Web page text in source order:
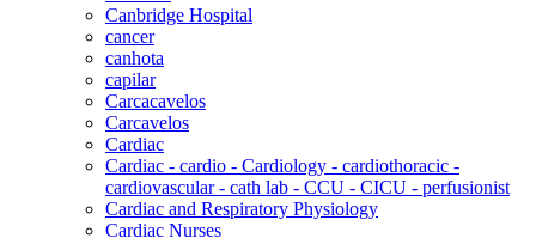
Canbridge Hospital
cancer
canhota
capilar
Carcacavelos
Carcavelos
Cardiac
Cardiac - cardio - Cardiology - cardiothoracic -
cardiovascular - cath lab - CCU - CICU - perfusionist
Cardiac and Respiratory Physiology
Cardiac Nurses